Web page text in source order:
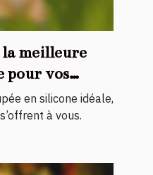
meilleure
pour vos
en silicone idéale,
à vous.